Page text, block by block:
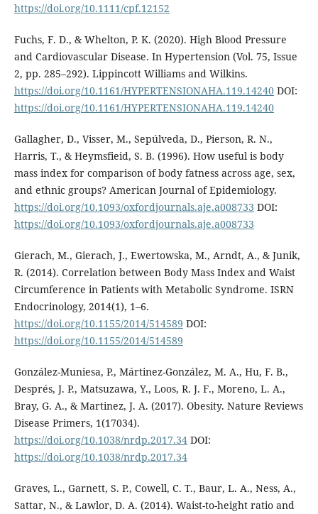
https://doi.org/10.1111/cpf.12152
Fuchs, F. D., & Whelton, P. K. (2020). High Blood Pressure
and Cardiovascular Disease. In Hypertension (Vol. 75, Issue
2, pp. 285–292). Lippincott Williams and Wilkins.
https://doi.org/10.1161/HYPERTENSIONAHA.119.14240DOI:
https://doi.org/10.1161/HYPERTENSIONAHA.119.14240
Gallagher, D., Visser, M., Sepúlveda, D., Pierson, R. N.,
Harris, T., & Heymsfieid, S. B. (1996). How useful is body
mass index for comparison of body fatness across age, sex,
and ethnic groups? American Journal of Epidemiology.
https://doi.org/10.1093/oxfordjournals.aje.a008733 DOI:
https://doi.org/10.1093/oxfordjournals.aje.a008733
Gierach, M., Gierach, J., Ewertowska, M., Arndt, A., & Junik,
R. (2014). Correlation between Body Mass Index and Waist
Circumference in Patients with Metabolic Syndrome. ISRN
Endocrinology, 2014(1), 1–6.
https://doi.org/10.1155/2014/514589 DOI:
https://doi.org/10.1155/2014/514589
González-Muniesa, P., Mártinez-González, M. A., Hu, F. B.,
Després, J. P., Matsuzawa, Y., Loos, R. J. F., Moreno, L. A.,
Bray, G. A., & Martinez, J. A. (2017). Obesity. Nature Reviews
Disease Primers, 1(17034).
https://doi.org/10.1038/nrdp.2017.34DOI:
https://doi.org/10.1038/nrdp.2017.34
Graves, L., Garnett, S. P., Cowell, C. T., Baur, L. A., Ness, A.,
Sattar, N., & Lawlor, D. A. (2014). Waist-to-height ratio and